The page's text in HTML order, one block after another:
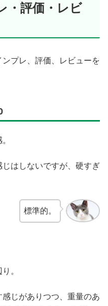
・評価・レビ
プレ、評価、レビューを
はしないですが、硬すぎ
標準的。
。
じがありつつ、重量のあ